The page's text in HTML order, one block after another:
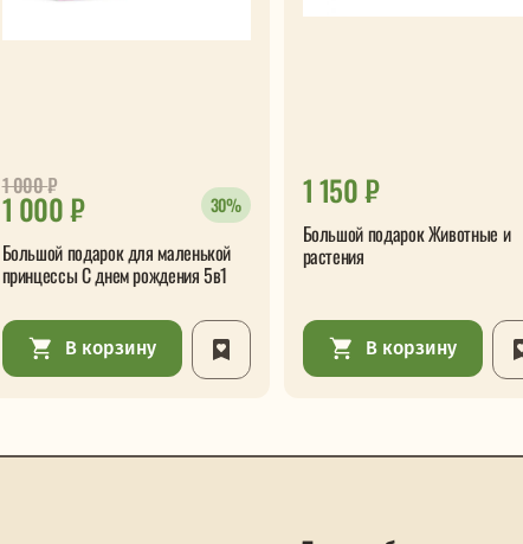
1 000 ₽
1 000₽
30%
Большой подарок для маленькой
принцессы С днем рождения 5в1
В корзину
1 150 ₽
Большой подарок Животные и
растения
В корзину